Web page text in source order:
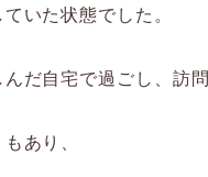
いた状態でした。
だ自宅で過ごし、訪
あり、